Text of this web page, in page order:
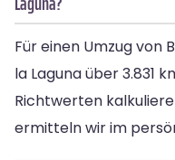
Für einen Umzug von
la Laguna über 3.831
Richtwerten
ermitteln wir im